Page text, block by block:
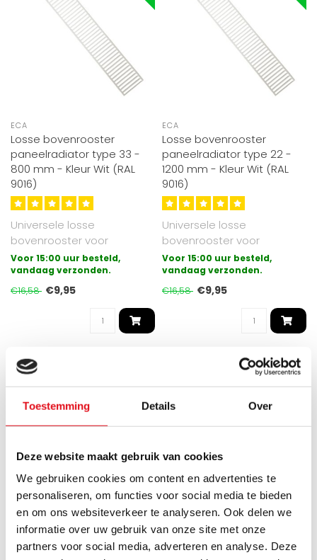
Toestemming Details Over
Deze website maakt gebruik van cookies
We gebruiken cookies om content en advertenties te
personaliseren, om functies voor social media te bieden
en om ons websiteverkeer te analyseren. Ook delen we
informatie over uw gebruik van onze site met onze
partners voor social media, adverteren en analyse. Deze
ECA
Losse bovenrooster
paneelradiator type 33 -
800 mm - Kleur Wit (RAL
9016)
Universele losse
bovenrooster voor
paneelradiatoren
uitgevoerd in type 33.
Gesch..
Voor 15:00 uur besteld,
vandaag verzonden.
€16,58 €9,95
ECA
Losse bovenrooster
paneelradiator type 22 -
1200 mm - Kleur Wit (RAL
9016)
Universele losse
bovenrooster voor
paneelradiatoren
uitgevoerd in type 22.
Gesch..
Voor 15:00 uur besteld,
vandaag verzonden.
€16,58 €9,95
KORTING -40%
ECA
Losse bovenrooster
KORTING -40%
ECA
Losse bovenrooster